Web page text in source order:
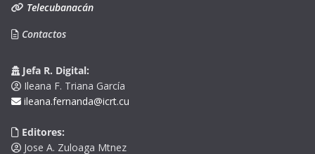
Telecubanacán
Contactos
Jefa R. Digital:
Ileana F. Triana García
ileana.fernanda@icrt.cu
Editores:
Jose A. Zuloaga Mtnez